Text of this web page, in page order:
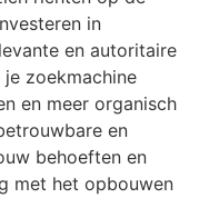
in
en autoritaire
zoekmachine
en meer organisch
en
behoeften en
met het opbouwen